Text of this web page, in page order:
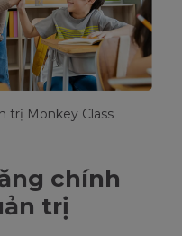
trị Monkey Class
chính
trị